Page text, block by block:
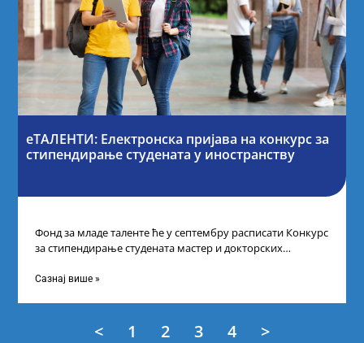
еТАЛЕНТИ: Електронска пријава на конкурс за
стипендирање студената у иностранству
Фонд за младе таленте ће у септембру расписати Конкурс
за стипендирање студената мастер и докторских
Сазнај више »
< 1 2 3 4 >